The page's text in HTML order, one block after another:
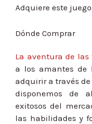
Adquiere este
Dónde Comprar
La aventura de las
a los amantes de
adquirir a través
disponemos de
exitosos del
las habilidades y